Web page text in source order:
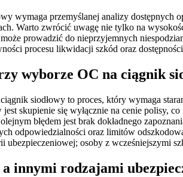
wymaga przemyślanej analizy
Warto zwrócić uwagę nie tylko na
prowadzić do nieprzyjemnych
procesu likwidacji szkód oraz
wyborze OC na ciągnik
siodłowy to proces, który wymaga
skupienie się wyłącznie na cenie polisy,
błędem jest brak dokładnego
odpowiedzialności oraz limitów
ubezpieczeniowej; osoby z wcześniejszymi
innymi rodzajami